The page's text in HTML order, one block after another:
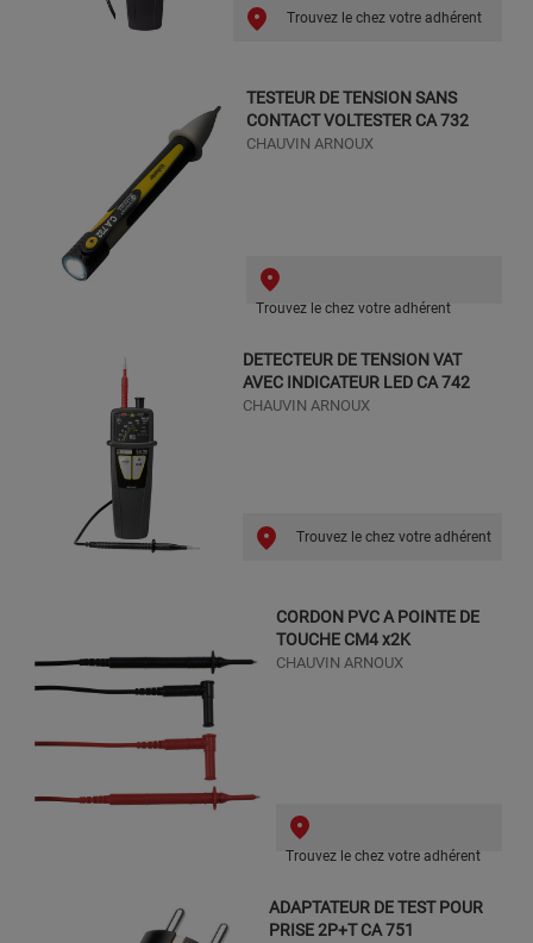
Trouvez le chez votre adhérent
TESTEUR DE TENSION SANS
CONTACT VOLTESTER CA 732
CHAUVIN ARNOUX
Trouvez le chez votre adhérent
DETECTEUR DE TENSION VAT
AVEC INDICATEUR LED CA 742
CHAUVIN ARNOUX
Trouvez le chez votre adhérent
CORDON PVC A POINTE DE
TOUCHE CM4 x2K
CHAUVIN ARNOUX
Trouvez le chez votre adhérent
ADAPTATEUR DE TEST POUR
PRISE 2P+T CA 751